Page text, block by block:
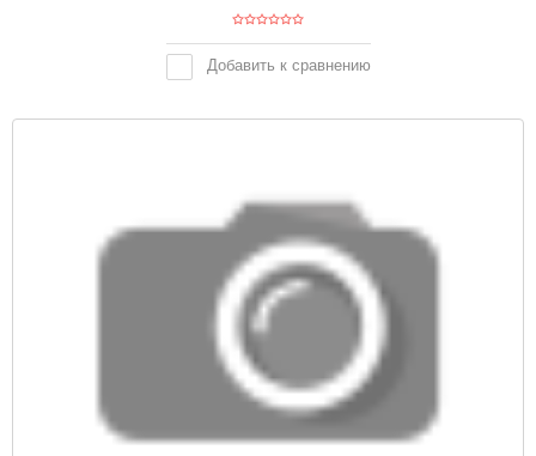
Добавить к сравнению